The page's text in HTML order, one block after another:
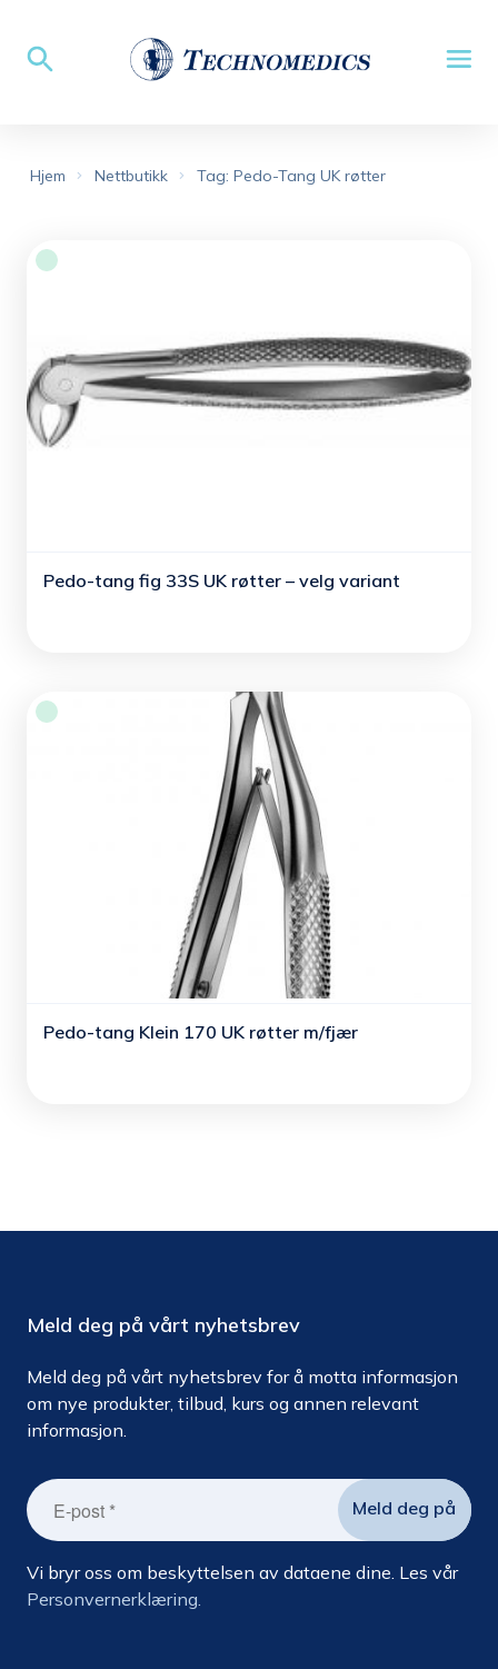
Hjem Nettbutikk Tag: Pedo-Tang UK røtter
Pedo-tang fig 33S UK røtter – velg variant
Pedo-tang Klein 170 UK røtter m/fjær
Meld deg på vårt nyhetsbrev
Meld deg på vårt nyhetsbrev for å motta informasjon
om nye produkter, tilbud, kurs og annen relevant
informasjon.
Vi bryr oss om beskyttelsen av dataene dine. Les vår
Personvernerklæring.